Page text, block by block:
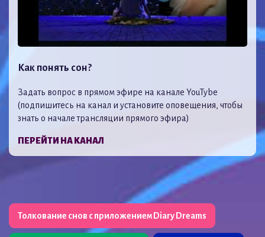
Как понять сон?
Задать вопрос в прямом эфире на канале YouTybe
(подпишитесь на канал и установите оповещения, чтобы
знать о начале трансляции прямого эфира)
ПЕРЕЙТИ НА КАНАЛ
Толкование снов с приложением Diary Dreams